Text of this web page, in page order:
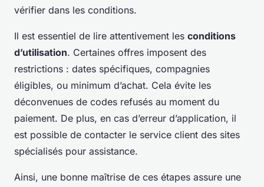
vérifier dans les conditions.
Il est essentiel de lire attentivement les conditions
d’utilisation. Certaines offres imposent des
restrictions : dates spécifiques, compagnies
éligibles, ou minimum d’achat. Cela évite les
déconvenues de codes refusés au moment du
paiement. De plus, en cas d’erreur d’application, il
est possible de contacter le service client des sites
spécialisés pour assistance.
Ainsi, une bonne maîtrise de ces étapes assure une